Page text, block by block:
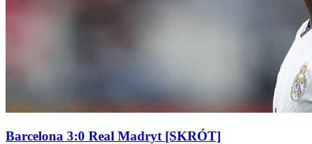
Barcelona 3:0 Real Madryt [SKRÓT]